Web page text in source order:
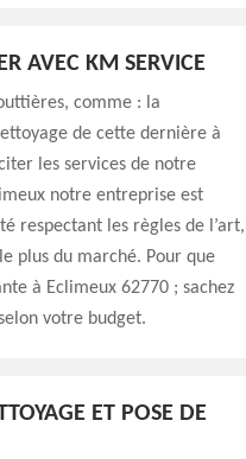
AVEC KM SERVICE
comme : la
de cette dernière à
les services de notre
notre entreprise est
respectant les règles de l’art,
plus du marché. Pour que
à Eclimeux 62770 ; sachez
votre budget.
ET POSE DE